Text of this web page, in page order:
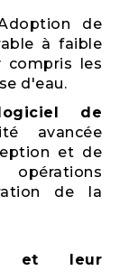
de
à faible
compris les
d'eau.
de
avancée
et de
de la
et leur